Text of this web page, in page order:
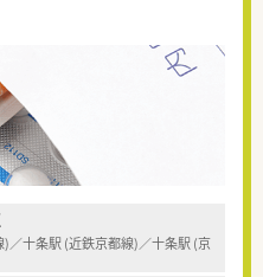
／十条駅 (近鉄京都線)／十条駅 (京